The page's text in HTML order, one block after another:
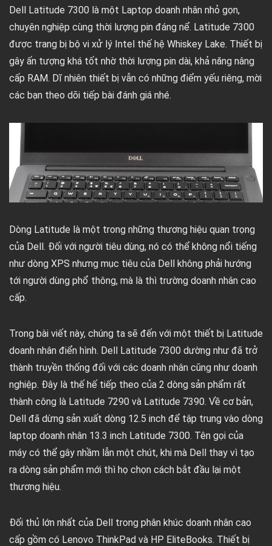
Dell Latitude 7300 là một Laptop doanh nhân nhỏ gọn,
chuyên nghiệp cùng thời lượng pin đáng nể. Latitude 7300
được trang bị bộ vi xử lý Intel thế hệ Whiskey Lake. Thiết bị
gây ấn tượng khá tốt nhờ thời lượng pin dài, khả năng nâng
cấp RAM. Dĩ nhiên thiết bị vẫn có những điểm yếu riêng, mời
các bạn theo dõi tiếp bài đánh giá nhé.
Dòng Latitude là một trong những thương hiệu quan trọng
của Dell. Đối với người tiêu dùng, nó có thể không nổi tiếng
như dòng XPS nhưng mục tiêu của Dell không phải hướng
tới người dùng phổ thông, mà là thì trường doanh nhân cao
cấp.
Trong bài viết này, chúng ta sẽ đến với một thiết bị Latitude
doanh nhân điển hình. Dell Latitude 7300 dường như đã trở
thành truyền thống đối với các doanh nhân cũng như doanh
nghiệp. Đây là thế hế tiếp theo của 2 dòng sản phẩm rất
thành công là Latitude 7290 và Latitude 7390. Về cơ bản,
Dell đã dừng sản xuất dòng 12.5 inch để tập trung vào dòng
laptop doanh nhân 13.3 inch Latitude 7300. Tên gọi của
máy có thể gây nhầm lẫn một chút, khi mà Dell thay vì tạo
ra dòng sản phẩm mới thì họ chọn cách bắt đầu lại một
thương hiệu.
Đối thủ lớn nhất của Dell trong phân khúc doanh nhân cao
cấp gồm có Lenovo ThinkPad và HP EliteBooks. Thiết bị